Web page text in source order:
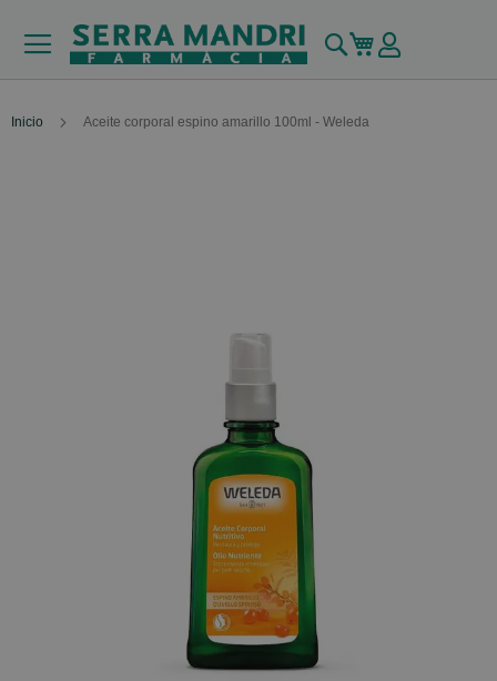
Buscar
Mi carrito
Inicio Aceite corporal espino amarillo 100ml - Weleda